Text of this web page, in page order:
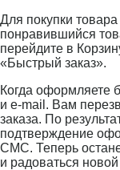
Для покупки
понравившийся
перейдите в
«Быстрый заказ».
Когда оформляете
и e-mail. Вам
заказа. По
подтверждение
СМС. Теперь
и радоваться новой